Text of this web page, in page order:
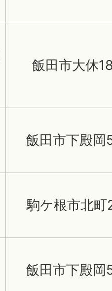
飯田市大休
飯田市下殿岡
駒ケ根市北町
飯田市下殿岡